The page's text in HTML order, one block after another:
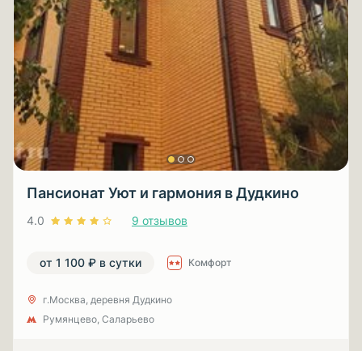
Пансионат Уют и гармония в Дудкино
4.0 9 отзывов
от 1 100 ₽ в сутки Комфорт
г.Москва, деревня Дудкино
Румянцево, Саларьево